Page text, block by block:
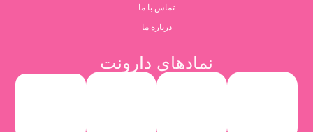
تماس با ما
درباره ما
نمادهای دارونت